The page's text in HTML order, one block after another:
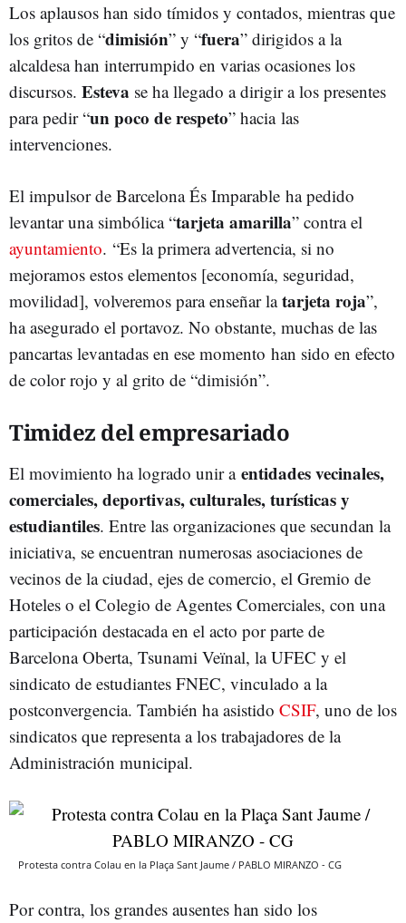
Los aplausos han sido tímidos y contados, mientras que
los gritos de “dimisión” y “fuera” dirigidos a la
alcaldesa han interrumpido en varias ocasiones los
discursos. Esteva se ha llegado a dirigir a los presentes
para pedir “un poco de respeto” hacia las
intervenciones.
El impulsor de Barcelona És Imparable ha pedido
levantar una simbólica “tarjeta amarilla” contra el
ayuntamiento. “Es la primera advertencia, si no
mejoramos estos elementos [economía, seguridad,
movilidad], volveremos para enseñar latarjeta roja”,
ha asegurado el portavoz. No obstante, muchas de las
pancartas levantadas en ese momento han sido en efecto
de color rojo y al grito de “dimisión”.
Timidez del empresariado
El movimiento ha logrado unir a entidades vecinales,
comerciales, deportivas, culturales, turísticas y
estudiantiles. Entre las organizaciones que secundan la
iniciativa, se encuentran numerosas asociaciones de
vecinos de la ciudad, ejes de comercio, el Gremio de
Hoteles o el Colegio de Agentes Comerciales, con una
participación destacada en el acto por parte de
Barcelona Oberta, Tsunami Veïnal, la UFEC y el
sindicato de estudiantes FNEC, vinculado a la
postconvergencia. También ha asistido CSIF, uno de los
sindicatos que representa a los trabajadores de la
Administración municipal.
Protesta contra Colau en la Plaça Sant Jaume / PABLO MIRANZO - CG
Por contra, los grandes ausentes han sido los